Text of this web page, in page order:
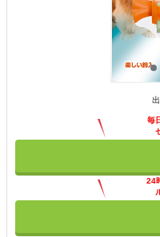
毎
24